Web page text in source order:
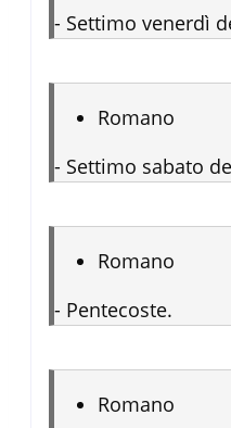
- Settimo venerdì
Romano
- Settimo sabato
Romano
- Pentecoste.
Romano